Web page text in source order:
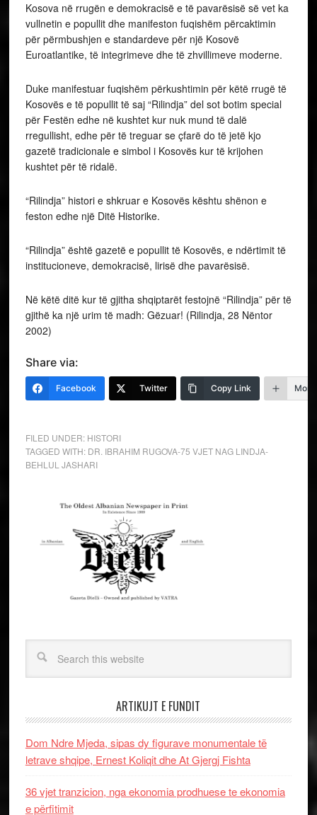
Kosova në rrugën e demokracisë e të pavarësisë së vet ka
vullnetin e popullit dhe manifeston fuqishëm përcaktimin
për përmbushjen e standardeve për një Kosovë
Euroatlantike, të integrimeve dhe të zhvillimeve moderne.
Duke manifestuar fuqishëm përkushtimin për këtë rrugë të
Kosovës e të popullit të saj “Rilindja” del sot botim special
për Festën edhe në kushtet kur nuk mund të dalë
rregullisht, edhe për të treguar se çfarë do të jetë kjo
gazetë tradicionale e simbol i Kosovës kur të krijohen
kushtet për të ridalë.
“Rilindja” histori e shkruar e Kosovës kështu shënon e
feston edhe një Ditë Historike.
“Rilindja” është gazetë e popullit të Kosovës, e ndërtimit të
institucioneve, demokracisë, lirisë dhe pavarësisë.
Në këtë ditë kur të gjitha shqiptarët festojnë “Rilindja” për të
gjithë ka një urim të madh: Gëzuar! (Rilindja, 28 Nëntor
2002)
Share via:
Facebook Twitter Copy Link More
FILED UNDER: HISTORI
TAGGED WITH: DR. IBRAHIM RUGOVA-75 VJET NAG LINDJA-
BEHLUL JASHARI
ARTIKUJT E FUNDIT
Dom Ndre Mjeda, sipas dy figurave monumentale të
letrave shqipe, Ernest Koliqit dhe At Gjergj Fishta
36 vjet tranzicion, nga ekonomia prodhuese te ekonomia
e përfitimit